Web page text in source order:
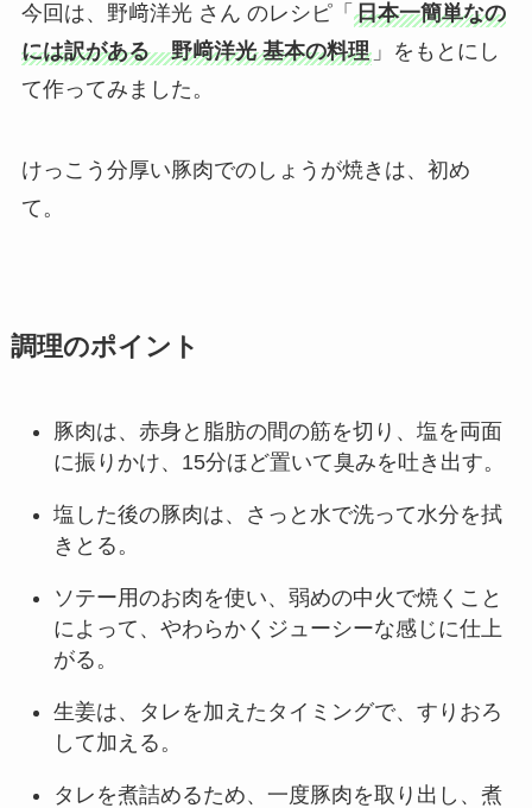
今回は、野﨑洋光 さん のレシピ「 日本一簡単なの
には訳がある 野﨑洋光 基本の料理」をもとにし
て作ってみました。
けっこう分厚い豚肉でのしょうが焼きは、初め
て。
調理のポイント
豚肉は、赤身と脂肪の間の筋を切り、塩を両面
に振りかけ、15分ほど置いて臭みを吐き出す。
塩した後の豚肉は、さっと水で洗って水分を拭
きとる。
ソテー用のお肉を使い、弱めの中火で焼くこと
によって、やわらかくジューシーな感じに仕上
がる。
生姜は、タレを加えたタイミングで、すりおろ
して加える。
タレを煮詰めるため、一度豚肉を取り出し、煮